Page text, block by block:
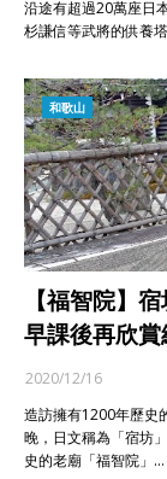
沿途有超過20萬座日
杉謙信等武將的供養
和歌山
【福智院】
早課後再欣
2020/12/16
造訪擁有1200年歷史
晚，日文稱為「宿坊
史的老廟「福智院」…